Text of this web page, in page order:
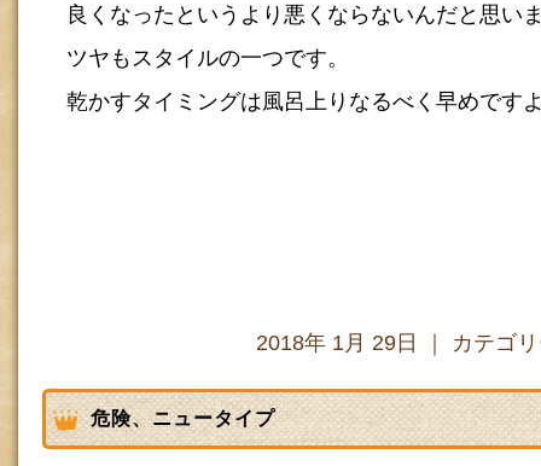
良くなったというより悪くならないんだと思い
ツヤもスタイルの一つです。
乾かすタイミングは風呂上りなるべく早めです
2018年 1月 29日 ｜ カテゴ
危険、ニュータイプ